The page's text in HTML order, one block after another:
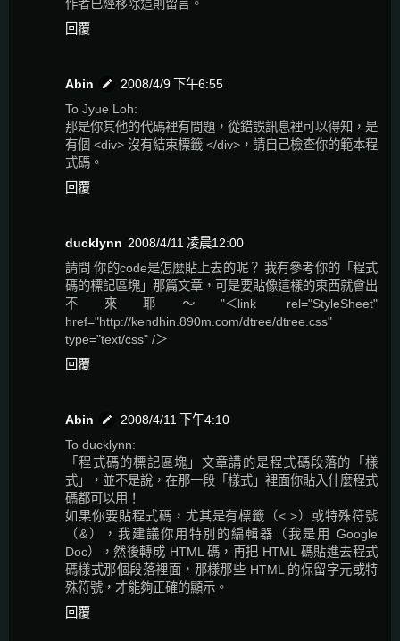
作者已經移除這則留言。
回覆
Abin
2008/4/9 下午6:55
To Jyue Loh:
那是你其他的代碼裡有問題，從錯誤訊息裡可以得知，是
有個 <div> 沒有結束標籤 </div>，請自己檢查你的範本程
式碼。
回覆
ducklynn 2008/4/11 凌晨12:00
請問 你的code是怎麼貼上去的呢？ 我有參考你的「程式
碼的標記區塊」那篇文章，可是要貼像這樣的東西就會出
不來耶～"＜link rel="StyleSheet"
href="http://kendhin.890m.com/dtree/dtree.css"
type="text/css" /＞
回覆
Abin
2008/4/11 下午4:10
To ducklynn:
「程式碼的標記區塊」文章講的是程式碼段落的「樣
式」，並不是說，在那一段「樣式」裡面你貼入什麼程式
碼都可以用！
如果你要貼程式碼，尤其是有標籤（< >）或特殊符號
（&），我建議你用特別的編輯器（我是用 Google
Doc），然後轉成 HTML 碼，再把 HTML 碼貼進去程式
碼樣式那個段落裡面，那樣那些 HTML 的保留字元或特
殊符號，才能夠正確的顯示。
回覆